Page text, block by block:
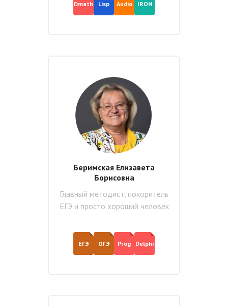
Dmath Lisp Audio IRON
Беримская Елизавета
Борисовна
Главный методист, покоритель
ЕГЭ и просто хороший человек
ЕГЭ ОГЭ Prog Delphi